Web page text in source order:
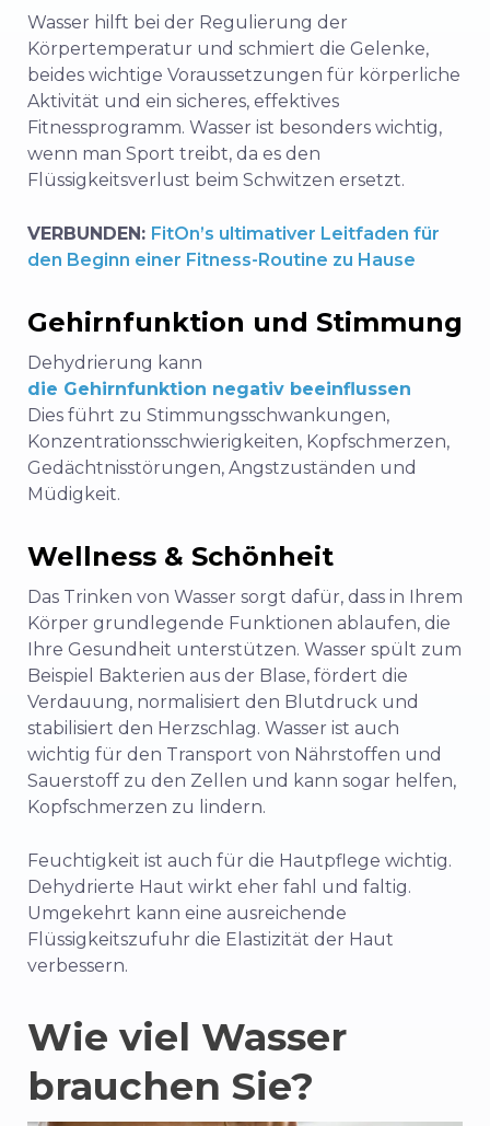
Wasser hilft bei der Regulierung der
Körpertemperatur und schmiert die Gelenke,
beides wichtige Voraussetzungen für körperliche
Aktivität und ein sicheres, effektives
Fitnessprogramm. Wasser ist besonders wichtig,
wenn man Sport treibt, da es den
Flüssigkeitsverlust beim Schwitzen ersetzt.
VERBUNDEN: FitOn’s ultimativer Leitfaden für
den Beginn einer Fitness-Routine zu Hause
Gehirnfunktion und Stimmung
Dehydrierung kann
die Gehirnfunktion negativ beeinflussen
Dies führt zu Stimmungsschwankungen,
Konzentrationsschwierigkeiten, Kopfschmerzen,
Gedächtnisstörungen, Angstzuständen und
Müdigkeit.
Wellness & Schönheit
Das Trinken von Wasser sorgt dafür, dass in Ihrem
Körper grundlegende Funktionen ablaufen, die
Ihre Gesundheit unterstützen. Wasser spült zum
Beispiel Bakterien aus der Blase, fördert die
Verdauung, normalisiert den Blutdruck und
stabilisiert den Herzschlag. Wasser ist auch
wichtig für den Transport von Nährstoffen und
Sauerstoff zu den Zellen und kann sogar helfen,
Kopfschmerzen zu lindern.
Feuchtigkeit ist auch für die Hautpflege wichtig.
Dehydrierte Haut wirkt eher fahl und faltig.
Umgekehrt kann eine ausreichende
Flüssigkeitszufuhr die Elastizität der Haut
verbessern.
Wie viel Wasser
brauchen Sie?